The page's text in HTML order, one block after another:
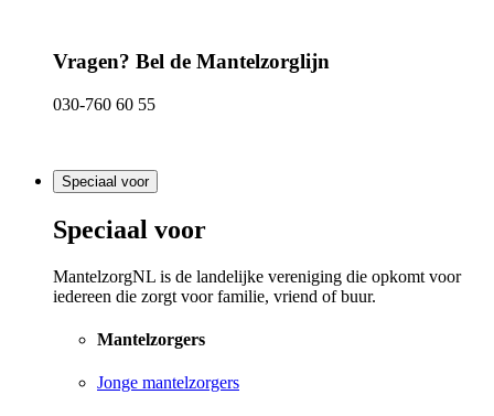
Vragen? Bel de Mantelzorglijn
030-760 60 55
Speciaal voor
Speciaal voor
MantelzorgNL is de landelijke vereniging die opkomt voor
iedereen die zorgt voor familie, vriend of buur.
Mantelzorgers
Jonge mantelzorgers